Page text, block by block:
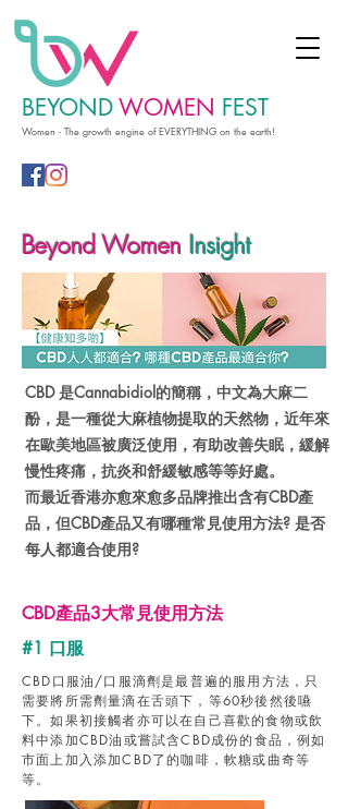
Women - The growth engine of EVERYTHING on the earth!
BEYONDWOMEN FEST
Beyond Women Insight
CBD 是Cannabidiol的簡稱，中文為大麻二
酚，是一種從大麻植物提取的天然物，近年來
在歐美地區被廣泛使用，有助改善失眠，緩解
慢性疼痛，抗炎和舒緩敏感等等好處。
而最近香港亦愈來愈多品牌推出含有CBD產
品，但CBD產品又有哪種常見使用方法? 是否
每人都適合使用?
CBD產品3大常見使用方法
#1 口服
CBD口服油/口服滴劑是最普遍的服用方法，只
需要將所需劑量滴在舌頭下，等60秒後然後嚥
下。如果初接觸者亦可以在自己喜歡的食物或飲
料中添加CBD油或嘗試含CBD成份的食品，例如
市面上加入添加CBD了的咖啡，軟糖或曲奇等
等。